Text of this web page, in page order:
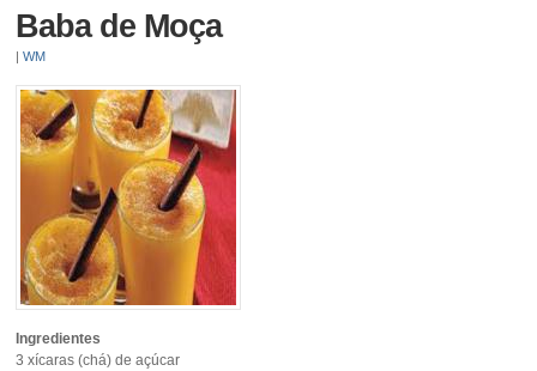
Baba de Moça
|WM
Ingredientes
3 xícaras (chá) de açúcar